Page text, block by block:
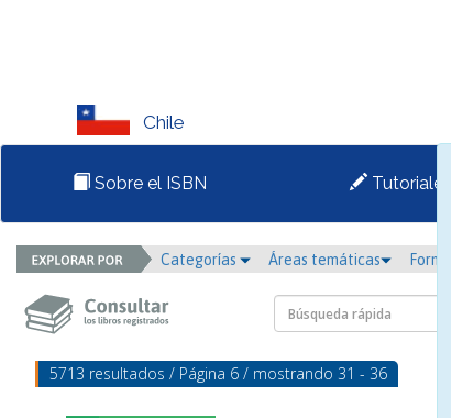
Chile
Sobre el ISBN Tutoriales
Categorías Áreas temáticas
5713 resultados / Página 6 / mostrando 31 - 36